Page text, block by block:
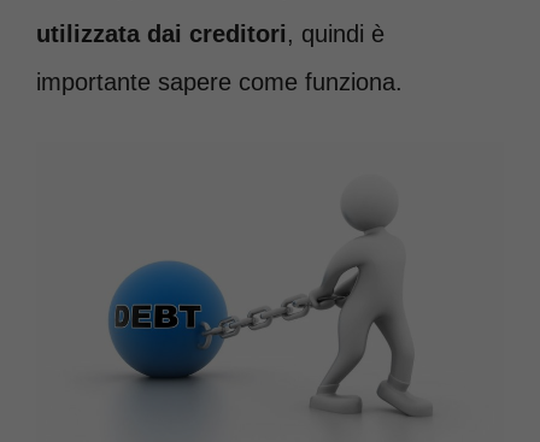
utilizzata dai creditori, quindi è
importante sapere come funziona.